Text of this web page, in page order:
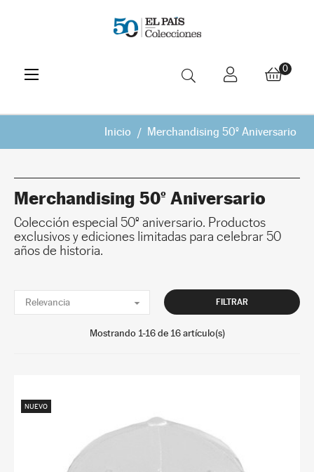
Navegación
de
☰ 0
Inicio Merchandising 50º Aniversario
Merchandising 50º Aniversario
Colección especial 50º aniversario. Productos
exclusivos y ediciones limitadas para celebrar 50
años de historia.
Relevancia  FILTRAR
Mostrando 1-16 de 16 artículo(s)
NUEVO